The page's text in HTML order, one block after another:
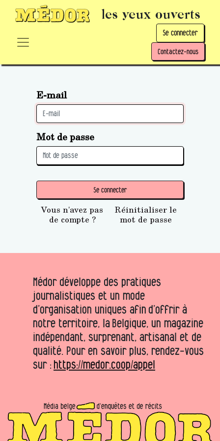
les yeux ouverts
Se connecter
Contactez-nous
E-mail
Mot de passe
Se connecter
Vous n'avez pas
de compte ?
Réinitialiser le
mot de passe
Médor développe des pratiques
journalistiques et un mode
d’organisation uniques afin d’offrir à
notre territoire, la Belgique, un magazine
indépendant, surprenant, artisanal et de
qualité. Pour en savoir plus, rendez-vous
sur : https://medor.coop/appel